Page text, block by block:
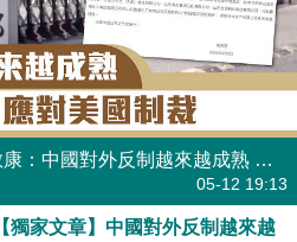
【短片】【有聲專欄】顧敏康：中國對外反制越來越成熟 「見招拆招」應對美國制裁
05-12 19:13
【獨家文章】中國對外反制越來越